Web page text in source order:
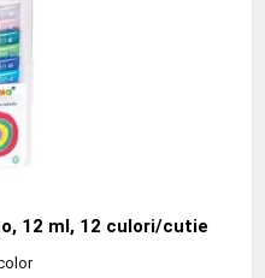
12 ml, 12 culori/cutie